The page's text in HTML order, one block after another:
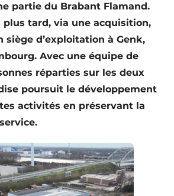
et égouttage
partie du Brabant Flamand.
plus tard, via une acquisition,
siège d’exploitation à Genk,
Avec une équipe de
réparties sur les deux
poursuit le développement
activités en préservant la